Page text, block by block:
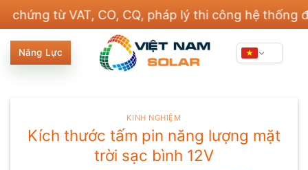
nội
dung
từ VAT, CO, CQ, pháp lý thi công hệ thống điện và
Năng Lực
KINH NGHIỆM
Kích thước tấm pin năng lượng mặt
trời sạc bình 12V